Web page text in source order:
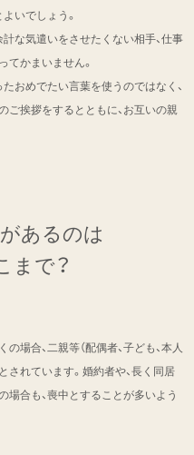
いでしょう。
計な気遣いをさせたくない相手、仕事
てかまいません。
たおめでたい言葉を使うのではなく、
のご挨拶をするとともに、お互いの親
あるのは
まで？
場合、二親等（配偶者、子ども、本人
されています。婚約者や、長く同居
場合も、喪中とすることが多いよう